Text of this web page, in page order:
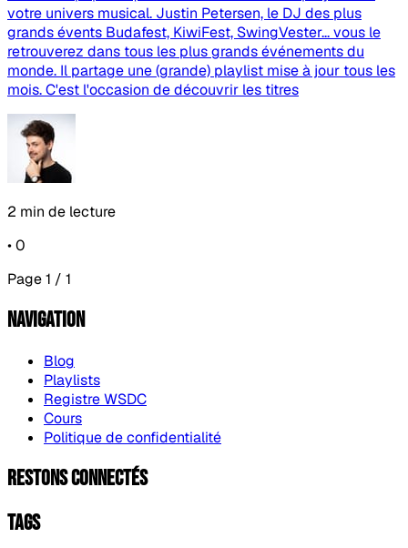
votre univers musical. Justin Petersen, le DJ des plus
grands évents Budafest, KiwiFest, SwingVester... vous le
retrouverez dans tous les plus grands événements du
monde. Il partage une (grande) playlist mise à jour tous les
mois. C'est l'occasion de découvrir les titres
2 min de lecture
•0
Page 1 / 1
Navigation
Blog
Playlists
Registre WSDC
Cours
Politique de confidentialité
Restons connectés
Tags